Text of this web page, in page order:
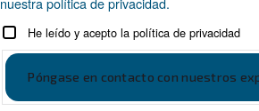
Guía completa para la
compresores: causas,
para evitar la corrosión, el
multas.